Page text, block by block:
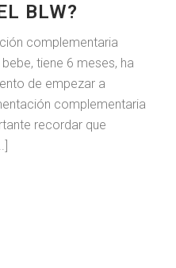
BLW?
complementaria
tiene 6 meses, ha
de empezar a
complementaria
recordar que